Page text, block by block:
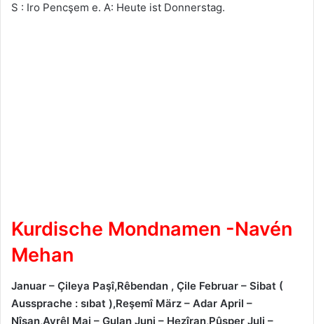
S : Iro Pencşem e. A: Heute ist Donnerstag.
Kurdische Mondnamen -Navén
Mehan
Januar – Çileya Paşî,Rêbendan , Çile Februar – Sibat (
Aussprache : sıbat ),Reşemî März – Adar April –
Nîsan,Avrêl Mai – Gulan Juni – Hezîran,Pûşper Juli –